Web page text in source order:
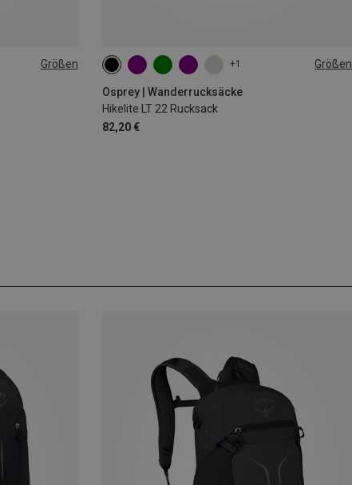
Größen +1 Größen
Osprey | Wanderrucksäcke
Hikelite LT 22 Rucksack
82,20 €
22L